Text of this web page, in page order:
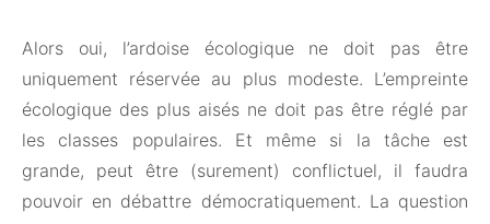
Alors oui, l’ardoise écologique ne doit pas être
uniquement réservée au plus modeste. L’empreinte
écologique des plus aisés ne doit pas être réglé par
les classes populaires. Et même si la tâche est
grande, peut être (surement) conflictuel, il faudra
pouvoir en débattre démocratiquement. La question